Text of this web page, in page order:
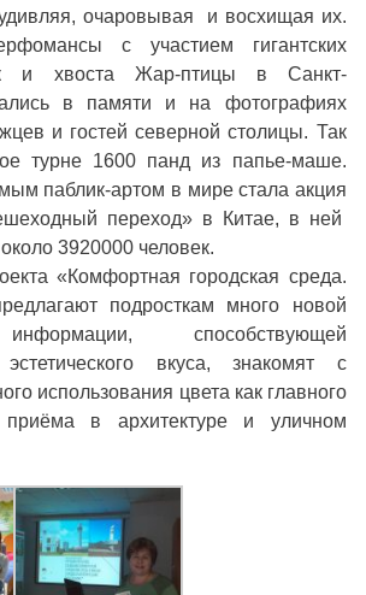
очаровывая и восхищая их.
с участием гигантских
и хвоста Жар-птицы в Санкт-
в памяти и на фотографиях
и гостей северной столицы. Так
турне 1600 панд из папье-маше.
паблик-артом в мире стала акция
переход» в Китае, в ней
3920000 человек.
«Комфортная городская среда.
подросткам много новой
способствующей
вкуса, знакомят с
использования цвета как главного
приёма в архитектуре и уличном